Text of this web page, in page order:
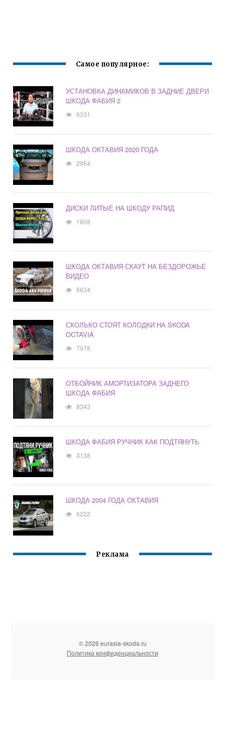
Самое популярное:
УСТАНОВКА ДИНАМИКОВ В ЗАДНИЕ ДВЕРИ
ШКОДА ФАБИЯ 2
6331
ШКОДА ОКТАВИЯ 2020 ГОДА
2954
ДИСКИ ЛИТЫЕ НА ШКОДУ РАПИД
1868
ШКОДА ОКТАВИЯ СКАУТ НА БЕЗДОРОЖЬЕ
ВИДЕО
6634
СКОЛЬКО СТОЯТ КОЛОДКИ НА SKODA
OCTAVIA
7978
ОТБОЙНИК АМОРТИЗАТОРА ЗАДНЕГО
ШКОДА ФАБИЯ
8343
ШКОДА ФАБИЯ РУЧНИК КАК ПОДТЯНУТЬ
3138
ШКОДА 2004 ГОДА ОКТАВИЯ
6222
Реклама
© 2026 eurasia-skoda.ru
Политика конфиденциальности